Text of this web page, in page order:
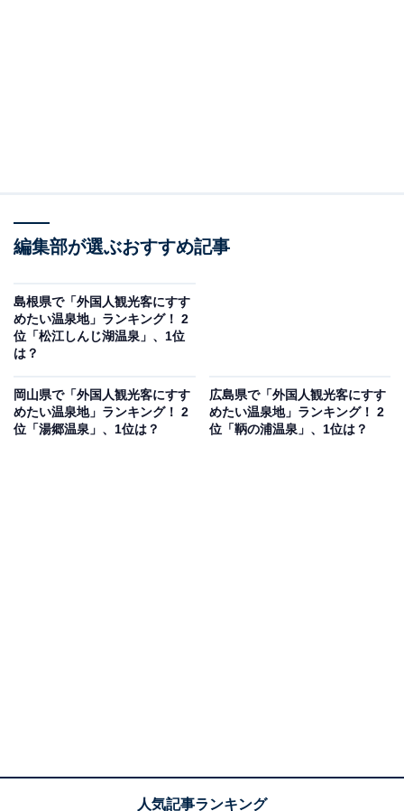
れるだけで日本文化の奥深さを体感できます。うどんな
ど香川県の名物料理を味わうこともでき、ここでしか味
した。
回答者からは「温泉地の近くに金毘羅宮などの日本的な
場所もあるので、外国人にもおすすめできるから」（40
代女性／福島県）、「アクセスもよく、讃岐うどんをは
じめとした香川の名物料理を食べられる」（30代女性／
編集部が選ぶおすすめ記事
島根県で「外国人観光客にすす
めたい温泉地」ランキング！ 2
位「松江しんじ湖温泉」、1位
は？
岡山県で「外国人観光客にすす
めたい温泉地」ランキング！ 2
位「湯郷温泉」、1位は？
広島県で「外国人観光客にすす
めたい温泉地」ランキング！ 2
位「鞆の浦温泉」、1位は？